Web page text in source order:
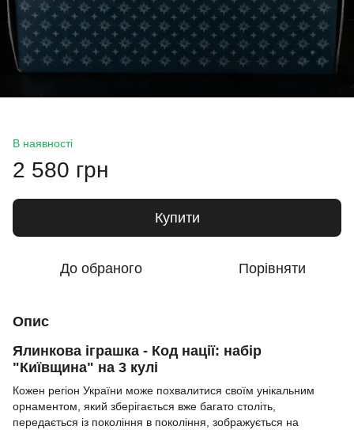
В наявності
2 580 грн
Купити
До обраного Порівняти
Опис
Ялинкова іграшка - Код нації: набір
"Київщина" на 3 кулі
Кожен регіон України може похвалитися своїм унікальним
орнаментом, який зберігається вже багато століть,
передається із покоління в покоління, зображується на